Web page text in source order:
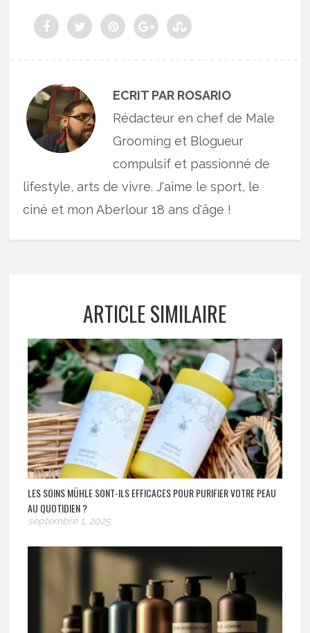
ECRIT PAR ROSARIO
Rédacteur en chef de Male
Grooming et Blogueur
compulsif et passionné de
lifestyle, arts de vivre. J'aime le sport, le
ciné et mon Aberlour 18 ans d'âge !
ARTICLE SIMILAIRE
LES SOINS MÜHLE SONT-ILS EFFICACES POUR PURIFIER VOTRE PEAU
AU QUOTIDIEN ?
septembre 1, 2025